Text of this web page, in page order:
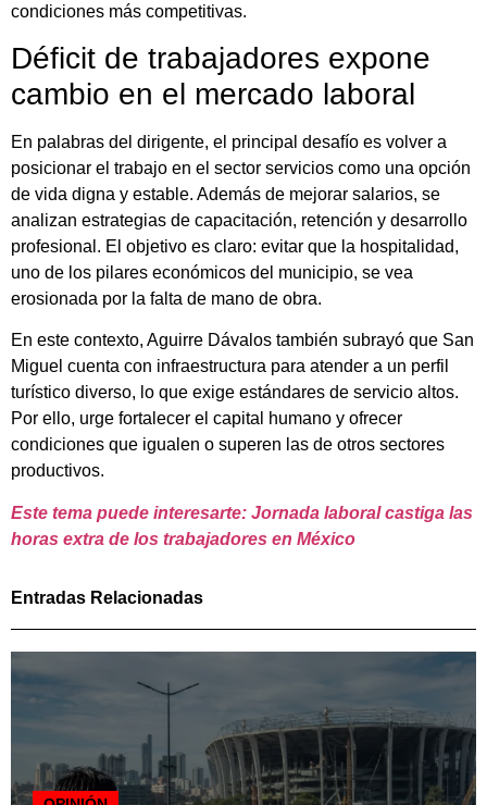
condiciones más competitivas.
Déficit de trabajadores expone
cambio en el mercado laboral
En palabras del dirigente, el principal desafío es volver a
posicionar el trabajo en el sector servicios como una opción
de vida digna y estable. Además de mejorar salarios, se
analizan estrategias de capacitación, retención y desarrollo
profesional. El objetivo es claro: evitar que la hospitalidad,
uno de los pilares económicos del municipio, se vea
erosionada por la falta de mano de obra.
En este contexto, Aguirre Dávalos también subrayó que San
Miguel cuenta con infraestructura para atender a un perfil
turístico diverso, lo que exige estándares de servicio altos.
Por ello, urge fortalecer el capital humano y ofrecer
condiciones que igualen o superen las de otros sectores
productivos.
Este tema puede interesarte: Jornada laboral castiga las
horas extra de los trabajadores en México
Entradas Relacionadas